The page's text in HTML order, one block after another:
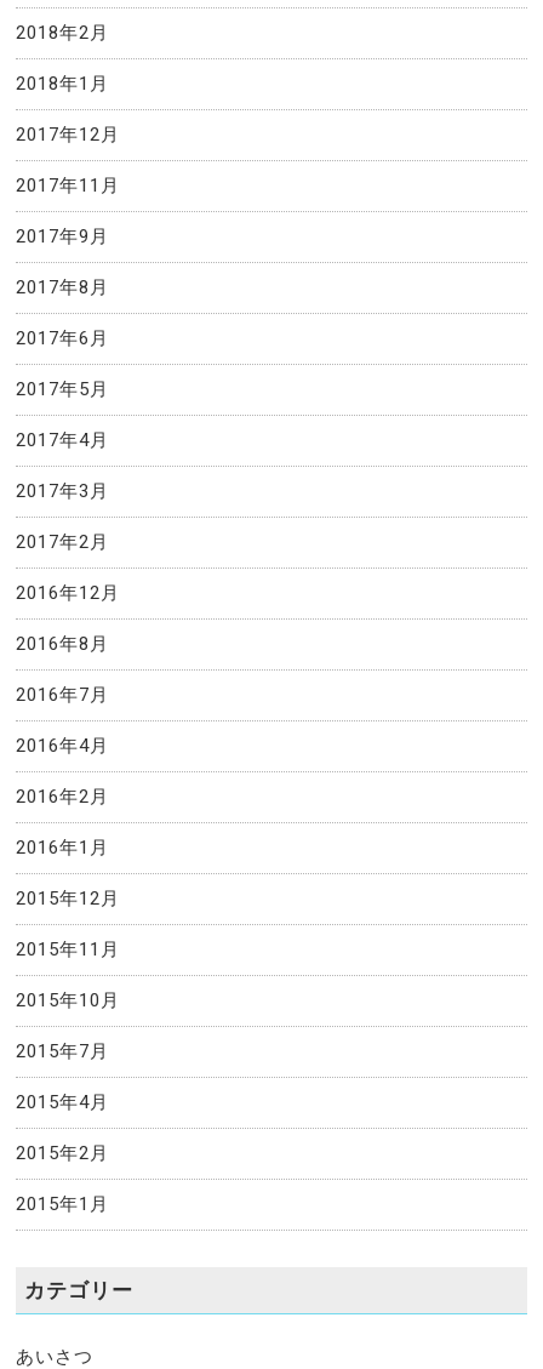
2018年2月
2018年1月
2017年12月
2017年11月
2017年9月
2017年8月
2017年6月
2017年5月
2017年4月
2017年3月
2017年2月
2016年12月
2016年8月
2016年7月
2016年4月
2016年2月
2016年1月
2015年12月
2015年11月
2015年10月
2015年7月
2015年4月
2015年2月
2015年1月
カテゴリー
あいさつ